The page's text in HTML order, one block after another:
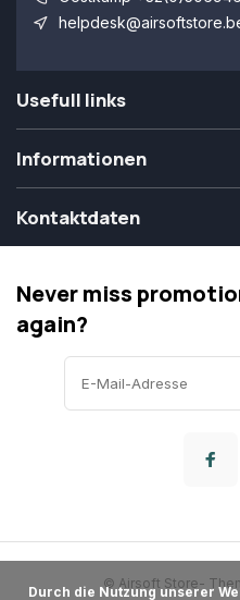
Usefull links
Informationen
Kontaktdaten
Never miss
again?
© Airsoft Store-